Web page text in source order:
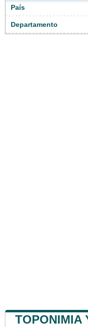
País
Departamento
TOPONIMIA